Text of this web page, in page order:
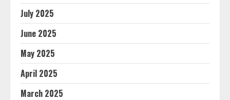
July 2025
June 2025
May 2025
April 2025
March 2025